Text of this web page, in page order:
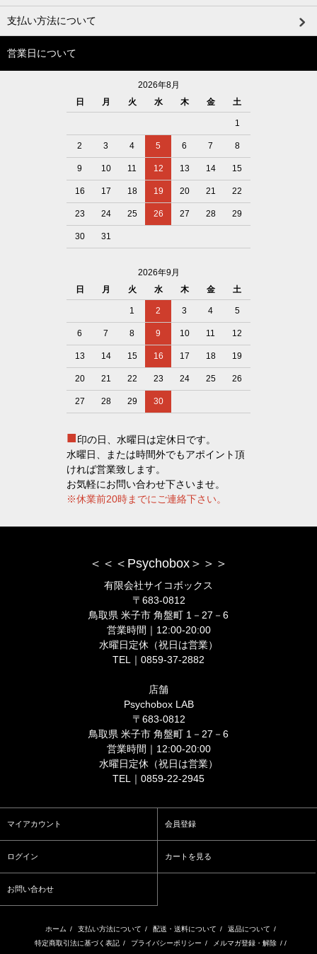
支払い方法について
営業日について
2026年8月
日
月 火 水 木 金 土
1
2 3 4 5 6 7 8
9 10 11 12 13 14 15
16 17 18 19 20 21 22
23 24 25 26 27 28 29
30 31
2026年9月
日
月 火 水 木 金 土
1 2 3 4 5
6 7 8 9 10 11 12
13 14 15 16 17 18 19
20 21 22 23 24 25 26
27 28 29 30
■印の日、水曜日は定休日です。
水曜日、または時間外でもアポイント頂
ければ営業致します。
お気軽にお問い合わせ下さいませ。
※休業前20時までにご連絡下さい。
＜＜＜Psychobox＞＞＞
有限会社サイコボックス
〒683-0812
鳥取県 米子市 角盤町 1－27－6
営業時間｜12:00-20:00
水曜日定休（祝日は営業）
TEL｜0859-37-2882
店舗
Psychobox LAB
〒683-0812
鳥取県 米子市 角盤町 1－27－6
営業時間｜12:00-20:00
水曜日定休（祝日は営業）
TEL｜0859-22-2945
マイアカウント 会員登録
ログイン カートを見る
お問い合わせ
ホーム / 支払い方法について / 配送・送料について / 返品について /
特定商取引法に基づく表記 / プライバシーポリシー / メルマガ登録・解除 / /